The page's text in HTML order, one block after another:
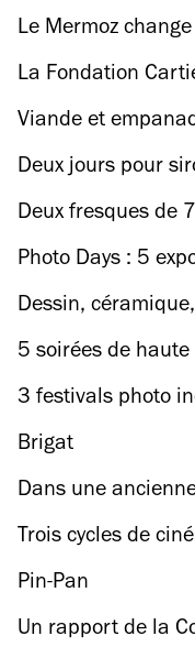
Le Mermoz
avec Alice Arnoux
La Fondation
nouveaux
Viande et
argentins de Paris
Deux jours pour
incroyables (et
Deux fresques de
les quais de la
Photo Days : 5
pendant le festival
Dessin,
aux Beaux-Arts de
5 soirées de
jusqu’à
3 festivals photo
voir à Paris en
Brigat
Dans une
charbon, une teuf
électronique pour
Trois cycles de
avoir les chocottes
Pin-Pan
Un rapport de la